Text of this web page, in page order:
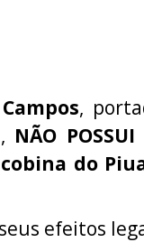
,
NÃO POSSUI
do
efeitos